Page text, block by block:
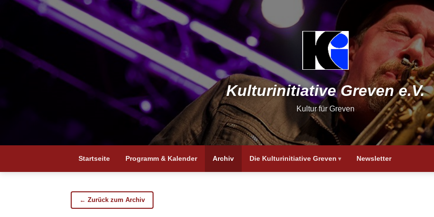
Kulturinitiative Greven e.V.
Kultur für Greven
Startseite Programm & Kalender Archiv Die Kulturinitiative Greven Newsletter
← Zurück zum Archiv